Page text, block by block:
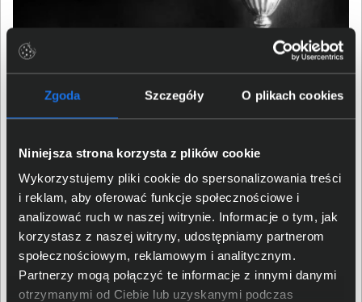
Zgoda Szczegóły O plikach cookies
Niniejsza strona korzysta z plików cookie
Wykorzystujemy pliki cookie do spersonalizowania treści
i reklam, aby oferować funkcje społecznościowe i
analizować ruch w naszej witrynie. Informacje o tym, jak
korzystasz z naszej witryny, udostępniamy partnerom
społecznościowym, reklamowym i analitycznym.
Partnerzy mogą połączyć te informacje z innymi danymi
otrzymanymi od Ciebie lub uzyskanymi podczas
Surface Go 4 i Surface Pro -
idealne do pracy w terenie
Serie te idealnie sprawdzą się dla pracowników
magazynów, handlowców i osób pracujących w terenie.
Surface Go4 to kompaktowe oraz lekkie urządzenie
typu 2w1, który doskonale sprawdza się w pracy w
terenie. Dzięki mobilności, solidnej obudowie i